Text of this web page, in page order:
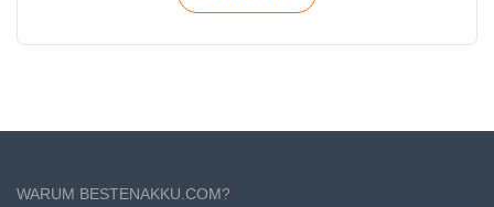
WARUM BESTENAKKU.COM?